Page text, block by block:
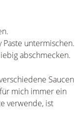
untermischen.
abschmecken.
Saucen
mich immer ein
verwende, ist